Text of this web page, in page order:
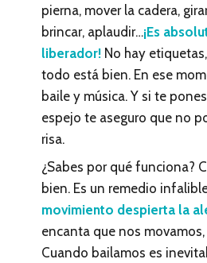
pierna, mover la cadera,
brincar, aplaudir…¡Es
liberador! No hay
todo está bien. En ese
baile y música. Y si te
espejo te aseguro que no
risa.
¿Sabes por qué funciona?
bien. Es un remedio
movimiento despierta la
encanta que nos
Cuando bailamos es